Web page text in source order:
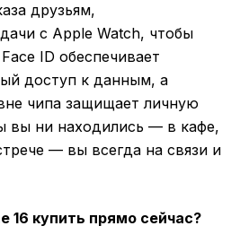
друзьям,
с Apple Watch, чтобы
ID обеспечивает
доступ к данным, а
чипа защищает личную
вы ни находились — в кафе,
— вы всегда на связи и
16 купить прямо сейчас?